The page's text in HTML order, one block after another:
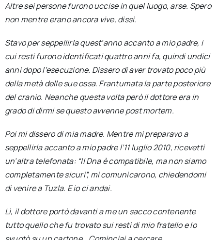
Altre sei persone furono uccise in quel luogo, arse. Spero
non mentre erano ancora vive, dissi.
Stavo per seppellirla quest’anno accanto a mio padre, i
cui resti furono identificati quattro anni fa, quindi undici
anni dopo l’esecuzione. Dissero di aver trovato poco più
della metà delle sue ossa. Frantumata la parte posteriore
del cranio. Neanche questa volta però il dottore era in
grado di dirmi se questo avvenne post mortem.
Poi mi dissero di mia madre. Mentre mi preparavo a
seppellirla accanto a mio padre l’11 luglio 2010, ricevetti
un’altra telefonata: “Il Dna è compatibile, ma non siamo
completamente sicuri”, mi comunicarono, chiedendomi
di venire a Tuzla. E io ci andai.
Lì, il dottore portò davanti a me un sacco contenente
tutto quello che fu trovato sui resti di mio fratello e lo